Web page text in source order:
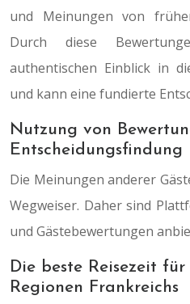
und Meinungen von
Durch diese
authentischen Einblick in
und kann eine fundierte
Nutzung von
Entscheidungsfindung
Die Meinungen anderer
Wegweiser. Daher sind
und Gästebewertungen
Die beste Reisezeit
Regionen Frankreichs